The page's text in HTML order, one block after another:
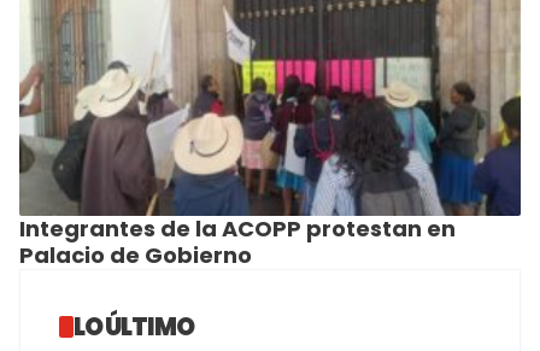
Integrantes de la ACOPP protestan en
Palacio de Gobierno
LO ÚLTIMO